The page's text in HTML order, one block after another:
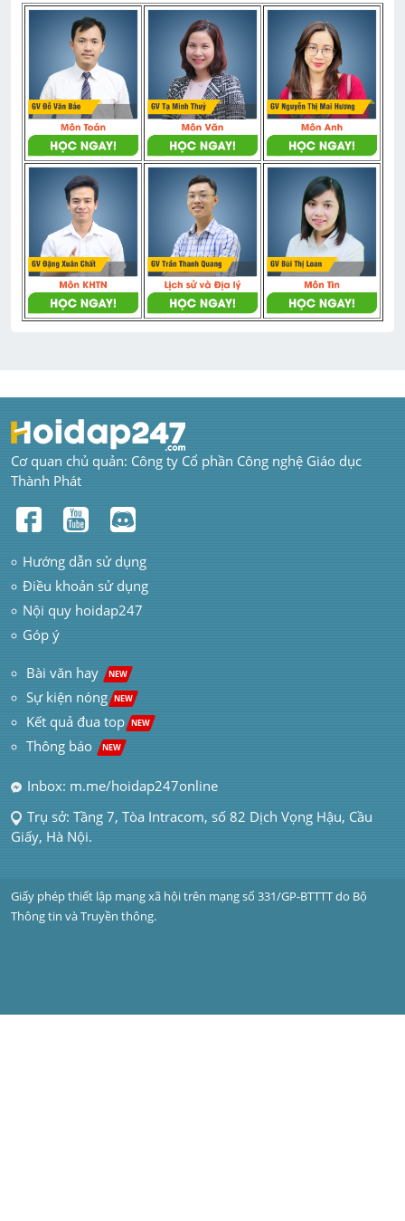
Cơ quan chủ quản: Công ty Cổ phần Công nghệ Giáo dục
Thành Phát
Hướng dẫn sử dụng
Điều khoản sử dụng
Nội quy hoidap247
Góp ý
Bài văn hay NEW
Sự kiện nóng NEW
Kết quả đua top NEW
Thông báo NEW
Inbox: m.me/hoidap247online
Trụ sở: Tầng 7, Tòa Intracom, số 82 Dịch Vọng Hậu, Cầu
Giấy, Hà Nội.
Giấy phép thiết lập mạng xã hội trên mạng số 331/GP-BTTTT do Bộ
Thông tin và Truyền thông.